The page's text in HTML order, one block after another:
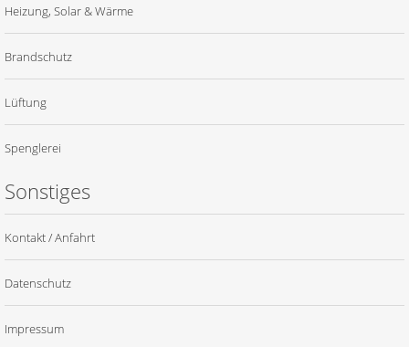
Heizung, Solar & Wärme
Brandschutz
Lüftung
Spenglerei
Sonstiges
Kontakt / Anfahrt
Datenschutz
Impressum